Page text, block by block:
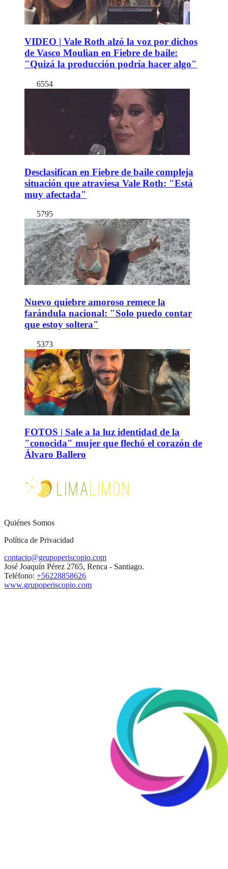
VIDEO | Vale Roth alzó la voz por dichos
de Vasco Moulian en Fiebre de baile:
"Quizá la producción podría hacer algo"
6554
Desclasifican en Fiebre de baile compleja
situación que atraviesa Vale Roth: "Está
muy afectada"
5795
Nuevo quiebre amoroso remece la
farándula nacional: "Solo puedo contar
que estoy soltera"
5373
FOTOS | Sale a la luz identidad de la
"conocida" mujer que flechó el corazón de
Álvaro Ballero
Quiénes Somos
Política de Privacidad
contacto@grupoperiscopio.com
José Joaquín Pérez 2765, Renca - Santiago.
Teléfono: +56228858626
www.grupoperiscopio.com